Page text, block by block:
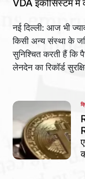
VDA इकोसिस्टम में
नई दिल्ली: आज भी
किसी अन्य संस्था के
सुनिश्चित करती हैं कि
लेनदेन का रिकॉर्ड
IN